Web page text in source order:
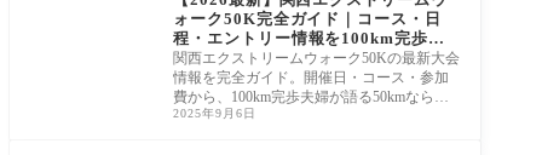
ォーク50K完全ガイド｜コース・日
程・エントリー情報を100km完歩夫
婦が解説
関西エクストリームウォーク50Kの最新大会
情報を完全ガイド。開催日・コース・参加
費から、100km完歩夫婦が語る50kmならで
はの魅力、初心者へのアドバイスまで徹底
2025年9月6日